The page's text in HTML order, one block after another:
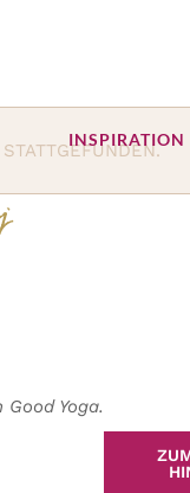
INSPIRATION
Good Yoga.